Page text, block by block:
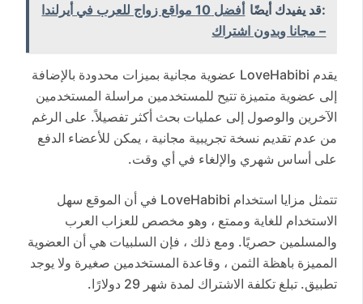
:قد يفيدك أيضًا
أفضل 10 مواقع زواج للعرب في أيرلندا
– مجانا وبدون اشتراك
يقدم LoveHabibi عضوية مجانية بميزات محدودة بالإضافة
إلى عضوية متميزة تتيح للمستخدمين مراسلة المستخدمين
الآخرين والوصول إلى عمليات بحث أكثر تفصيلاً. على الرغم
من عدم تقديم نسخة تجريبية مجانية ، يمكن للأعضاء الدفع
على أساس شهري والإلغاء في أي وقت.
تتمثل مزايا استخدام LoveHabibi في أن الموقع سهل
الاستخدام للغاية وممتع ، وهو مخصص للعزاب العرب
والمسلمين حصريًا. ومع ذلك ، فإن السلبيات هي أن العضوية
المميزة باهظة الثمن ، وقاعدة المستخدمين صغيرة ولا يوجد
تطبيق. تبلغ تكلفة الاشتراك لمدة شهر 29 دولارًا.